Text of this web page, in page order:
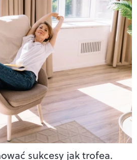
sukcesy jak trofea.